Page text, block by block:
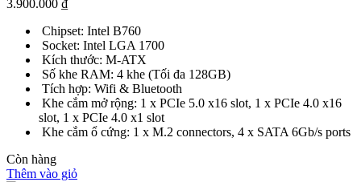
3.900.000 ₫
Chipset: Intel B760
Socket: Intel LGA 1700
Kích thước: M-ATX
Số khe RAM: 4 khe (Tối đa 128GB)
Tích hợp: Wifi & Bluetooth
Khe cắm mở rộng: 1 x PCIe 5.0 x16 slot, 1 x PCIe 4.0 x16
slot, 1 x PCIe 4.0 x1 slot
Khe cắm ổ cứng: 1 x M.2 connectors, 4 x SATA 6Gb/s ports
Còn hàng
Thêm vào giỏ